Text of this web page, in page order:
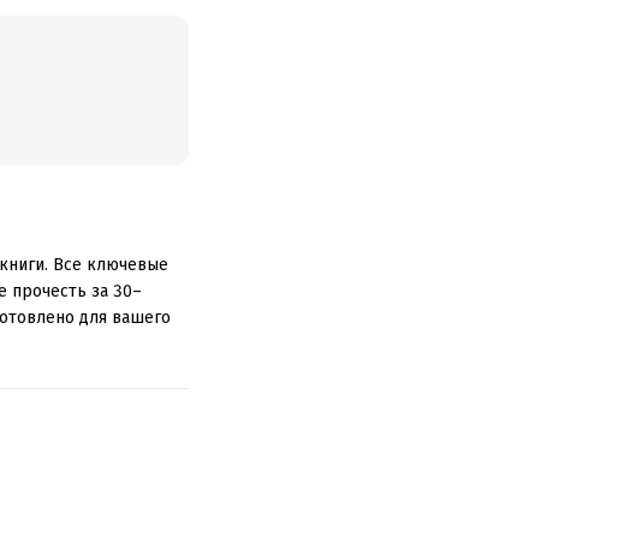
Все ключевые
за 30–
для вашего
в Gallup
другие